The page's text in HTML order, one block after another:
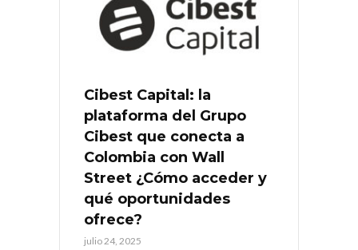
Cibest Capital: la
plataforma del Grupo
Cibest que conecta a
Colombia con Wall
Street ¿Cómo acceder y
qué oportunidades
ofrece?
julio 24, 2025